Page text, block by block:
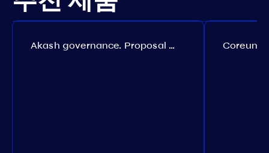
Akash governance. Proposal №308